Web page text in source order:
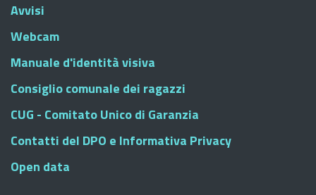
Avvisi
Webcam
Manuale d'identità visiva
Consiglio comunale dei ragazzi
CUG - Comitato Unico di Garanzia
Contatti del DPO e Informativa Privacy
Open data